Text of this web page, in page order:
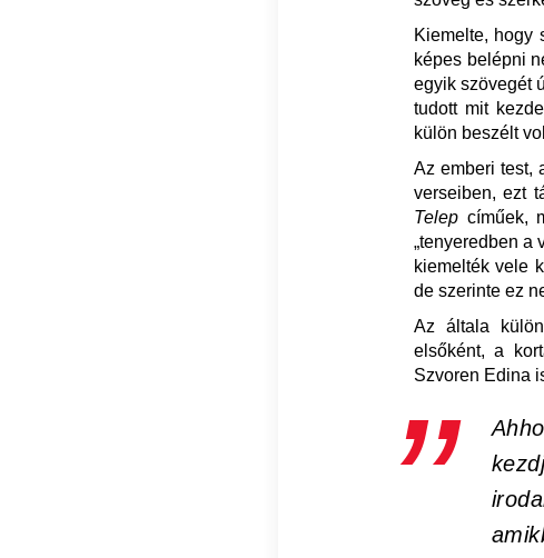
Kiemelte, hogy
képes belépni
egyik szövegét
tudott mit
külön beszélt
Az emberi test,
verseiben, ezt
Telepcíműek,
„tenyeredben a
kiemelték vele
de szerinte ez
Az általa
elsőként, a
Szvoren Edina